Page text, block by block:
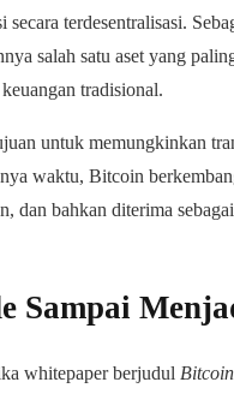
secara terdesentralisasi.
salah satu aset yang
tradisional.
untuk memungkinkan
waktu, Bitcoin
dan bahkan diterima
Sampai
whitepaper berjudul